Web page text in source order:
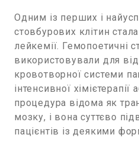
Одним із перших і
стовбурових клітин
лейкемії. Гемопоетичні
використовували для
кровотворної системи
інтенсивної хімієтерапії
процедура відома як
мозку, і вона суттєво
пацієнтів із деякими